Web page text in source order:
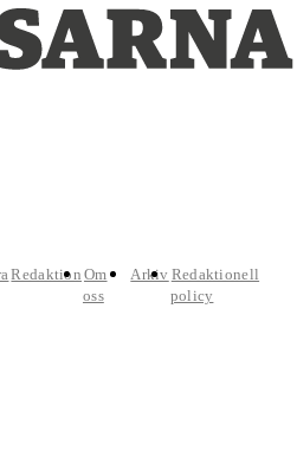
Redaktion Om
oss
Arkiv Redaktionell
policy